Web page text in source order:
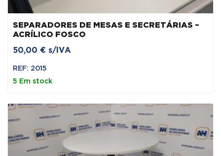
SEPARADORES DE MESAS E SECRETÁRIAS –
ACRÍLICO FOSCO
50,00 € s/IVA
REF: 2015
5 Em stock